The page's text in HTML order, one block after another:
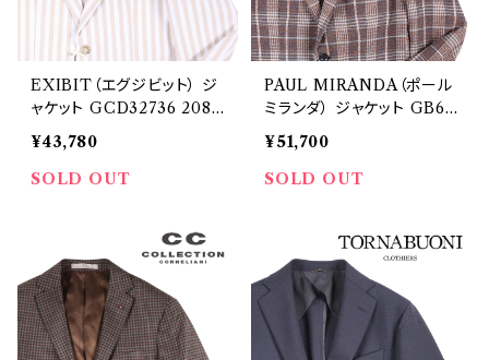
EXIBIT（エグジビット） ジ
ャケット GCD32736 2082
2
¥43,780
SOLD OUT
PAUL MIRANDA（ポール
ミランダ） ジャケット GB63
3 21664
¥51,700
SOLD OUT